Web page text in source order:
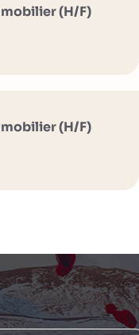
(H/F)
(H/F)